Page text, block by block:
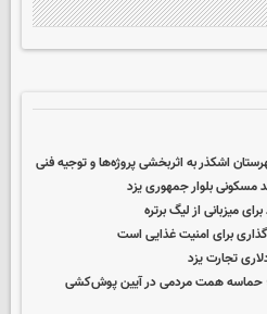
اشکذر به اثربخشی پروژه‌ها و توجیه فنی
بلوار جمهوری یزد
میزبانی از لیگ برتره
برای امنیت غذایی است
تجارت یزد
حماسه همت مردمی در آیین پوش‌کشی